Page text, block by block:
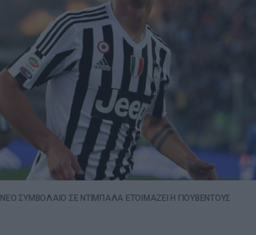
ΝΕΟ ΣΥΜΒΟΛΑΙΟ ΣΕ ΝΤΙΜΠΑΛΑ ΕΤΟΙΜΑΖΕΙ Η ΓΙΟΥΒΕΝΤΟΥΣ